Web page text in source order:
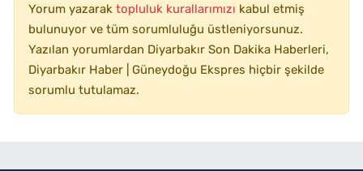
Yorum yazarak topluluk kurallarımızı kabul etmiş
bulunuyor ve tüm sorumluluğu üstleniyorsunuz.
Yazılan yorumlardan Diyarbakır Son Dakika Haberleri,
Diyarbakır Haber | Güneydoğu Ekspres hiçbir şekilde
sorumlu tutulamaz.